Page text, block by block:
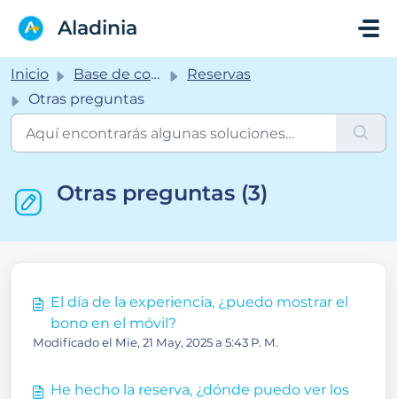
Aladinia
Inicio Base de conocimientos
Reservas
Otras preguntas
Otras preguntas (3)
El día de la experiencia, ¿puedo mostrar el
bono en el móvil?
Modificado el Mie, 21 May, 2025 a 5:43 P. M.
He hecho la reserva, ¿dónde puedo ver los